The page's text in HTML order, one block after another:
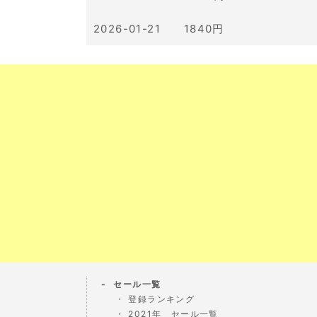
2026-01-21 1840円
セール一覧
登録ランキング
2021年 セール一覧